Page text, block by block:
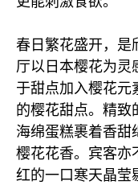
春日繁花盛开，是
厅以日本樱花为灵
于甜点加入樱花元
的樱花甜点。精致
海绵蛋糕裹着香甜
樱花花香。宾客亦
红的一口寒天晶莹